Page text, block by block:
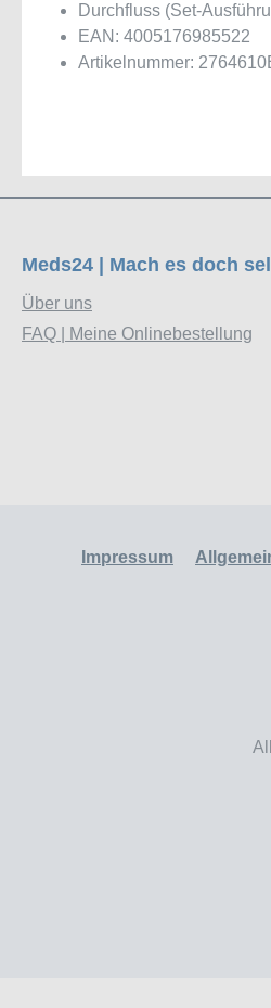
Durchfluss (Set-
EAN: 4005176985522
Artikelnummer:
Meds24 | Mach es doch
Über uns
FAQ | Meine Onlinebestellung
Impressum